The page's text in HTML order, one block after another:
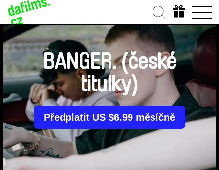
BANGER. (české
titulky)
Předplatit US $6.99 měsíčně